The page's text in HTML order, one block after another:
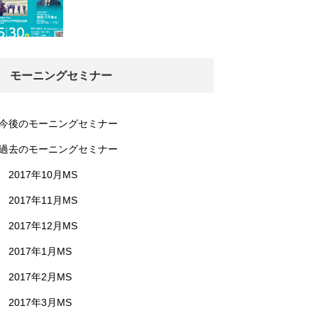
モーニングセミナー
後のモーニングセミナー
去のモーニングセミナー
2017年10月MS
2017年11月MS
2017年12月MS
2017年1月MS
2017年2月MS
2017年3月MS